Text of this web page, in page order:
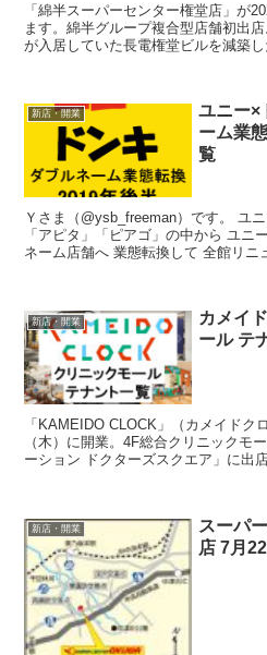
「綿半スーパーセンター権堂店」が
ます。綿半グループ複合型店舗初出
が入居していた長電権堂ビルを減築
面積：約5,289平方メートル、屋上
新店・開業
ユニー×
ーム業
覧
Ｙさま（@ysb_freeman）です。 ユニーが運営する 総合スーパー
「アピタ」「ピアゴ」の中から ユニ
ネーム店舗へ 業態転換して 全館リニ
新店・開業
カメイ
ール テ
「KAMEIDO CLOCK」（カメイドク
（木）に開業。4F総合クリニックモ
ーション ドクターズスクエア」に出
しておきます。歯科、脳神経外科、
新店・開業
スーパ
店 7月